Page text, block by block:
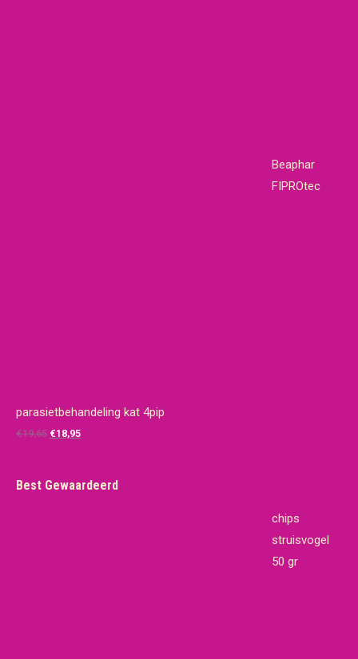
Beaphar
FIPROtec
parasietbehandeling kat 4pip
€19,65 Oorspronkelijke
€19,65.
€18,95Huidige
€18,95.
Best Gewaardeerd
chips
struisvogel
50 gr